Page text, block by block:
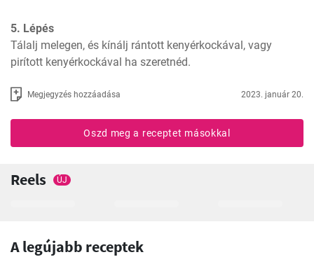
5. Lépés
Tálalj melegen, és kínálj rántott kenyérkockával, vagy
pirított kenyérkockával ha szeretnéd.
Megjegyzés hozzáadása 2023. január 20.
Oszd meg a receptet másokkal
Reels ÚJ
A legújabb receptek